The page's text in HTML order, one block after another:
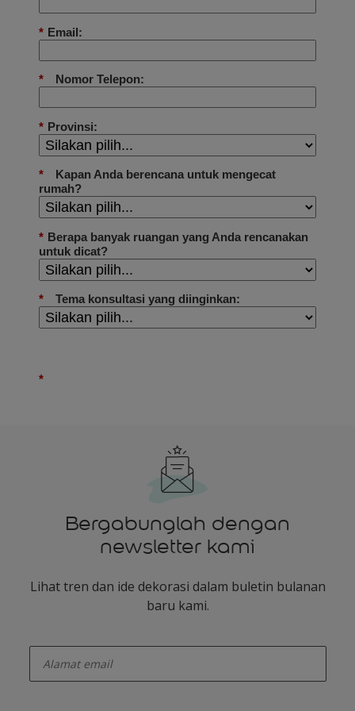
Bergabunglah dengan
newsletter kami
Lihat tren dan ide dekorasi dalam buletin bulanan
baru kami.